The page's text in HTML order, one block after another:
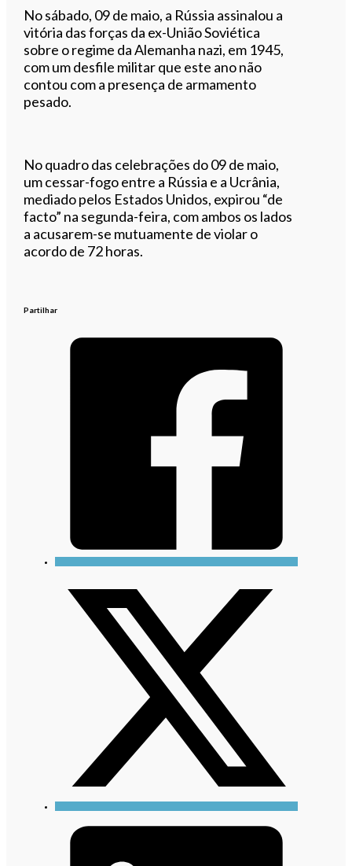
No sábado, 09 de maio, a Rússia assinalou a
vitória das forças da ex-União Soviética
sobre o regime da Alemanha nazi, em 1945,
com um desfile militar que este ano não
contou com a presença de armamento
pesado.
No quadro das celebrações do 09 de maio,
um cessar-fogo entre a Rússia e a Ucrânia,
mediado pelos Estados Unidos, expirou “de
facto” na segunda-feira, com ambos os lados
a acusarem-se mutuamente de violar o
acordo de 72 horas.
Partilhar